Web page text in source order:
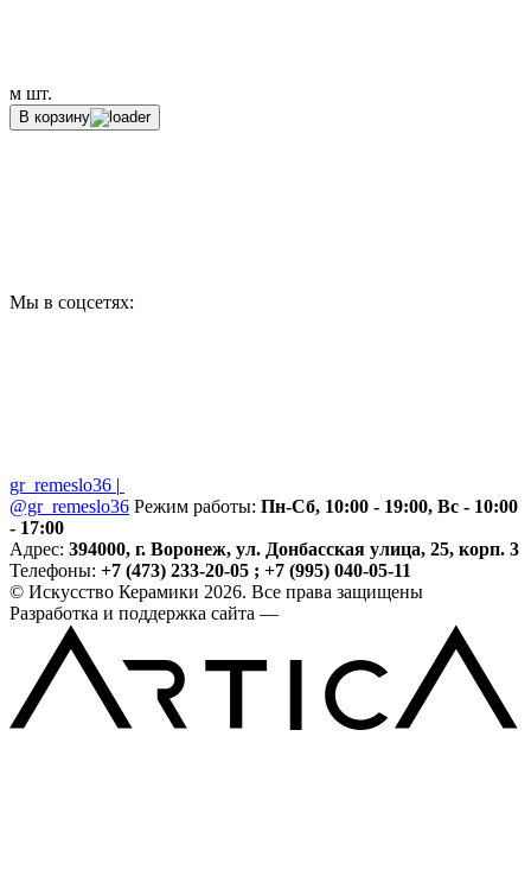
м шт.
В корзину
Мы в соцсетях:
gr_remeslo36 |
@gr_remeslo36 Режим работы: Пн-Сб, 10:00 - 19:00, Вс - 10:00
- 17:00
Адрес: 394000, г. Воронеж, ул. Донбасская улица, 25, корп. 3
Телефоны: +7 (473) 233-20-05 ; +7 (995) 040-05-11
© Искусство Керамики 2026. Все права защищены
Разработка и поддержка сайта —